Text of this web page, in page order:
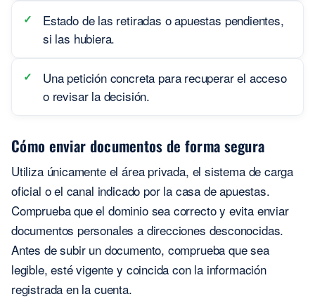
Estado de las retiradas o apuestas pendientes,
si las hubiera.
Una petición concreta para recuperar el acceso
o revisar la decisión.
Cómo enviar documentos de forma segura
Utiliza únicamente el área privada, el sistema de carga
oficial o el canal indicado por la casa de apuestas.
Comprueba que el dominio sea correcto y evita enviar
documentos personales a direcciones desconocidas.
Antes de subir un documento, comprueba que sea
legible, esté vigente y coincida con la información
registrada en la cuenta.